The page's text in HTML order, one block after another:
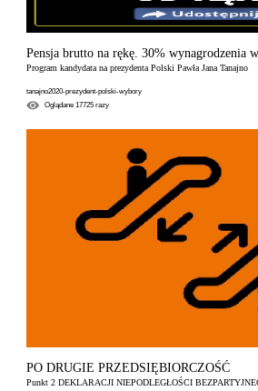
Pensja brutto na rękę. 30% wynagrodzenia
Program kandydata na prezydenta Polski Pawła Jana Tanajno
tanajno2020-prezydent-polski-wybory
Oglądane17725 razy
PO DRUGIE PRZEDSIĘBIORCZOŚĆ
Punkt 2 DEKLARACJI NIEPODLEGŁOŚCI